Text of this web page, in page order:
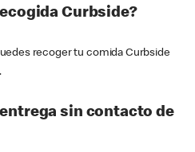
Curbside?
recoger tu comida Curbside
sin contacto de